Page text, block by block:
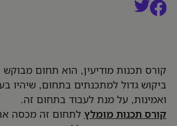
קורס תכנות מודיעין, הוא תחום
ביקוש גדול למתכנתים בתחום, שיהיו
ואמינות, על מנת לעבוד בתחום זה.
קורס תכנות מומלץ לתחום זה מכסה